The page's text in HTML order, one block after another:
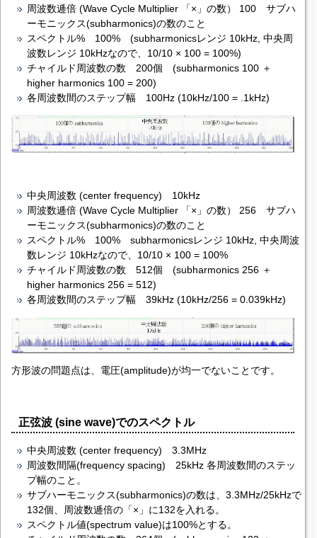
周波数逓倍 (Wave Cycle Multiplier 「×」の数） 100 サブハ
ーモニックス(subharmonics)の数のこと
スペクトル% 100% (subharmonicsレンジ 10kHz, 中央周
波数レンジ 10kHzなので、10/10 × 100 = 100%)
チャイルド周波数の数 200個 (subharmonics 100 ＋
higher harmonics 100 = 200)
各周波数間のステップ幅 100Hz (10kHz/100 = .1kHz)
中央周波数 (center frequency) 10kHz
周波数逓倍 (Wave Cycle Multiplier 「×」の数） 256 サブハ
ーモニックス(subharmonics)の数のこと
スペクトル% 100% subharmonicsレンジ 10kHz, 中央周波
数レンジ 10kHzなので、10/10 × 100 = 100%
チャイルド周波数の数 512個 (subharmonics 256 ＋
higher harmonics 256 = 512)
各周波数間のステップ幅 39kHz (10kHz/256 = 0.039kHz)
方形波の問題点は、電圧(amplitude)が均一でないことです。
正弦波 (sine wave)でのスペクトル
中央周波数 (center frequency) 3.3MHz
周波数間隔(frequency spacing) 25kHz 各周波数間のステッ
プ幅のこと。
サブハーモニックス(subharmonics)の数は、3.3MHz/25kHzで
132個、周波数逓倍の「×」に132を入れる。
スペクトル値(spectrum value)は100%とする。